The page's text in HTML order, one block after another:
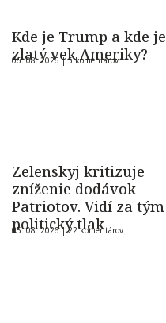
Kde je Trump a kde je
zlatý vek Ameriky?
06. 08. 2026 |5 komentárov
Zelenskyj kritizuje
zníženie dodávok
Patriotov. Vidí za tým
politický tlak
05. 08. 2026 |22 komentárov